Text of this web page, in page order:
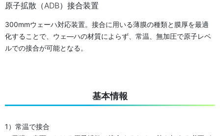
原子拡散（ADB）接合装置
300mmウェーハ対応装置。接合に用いる薄膜の種類と膜厚を最適
化することで、ウェ―ハの材質によらず、常温、無加圧で原子レベ
ルでの接合が可能となる。
基本情報
1）常温で接合